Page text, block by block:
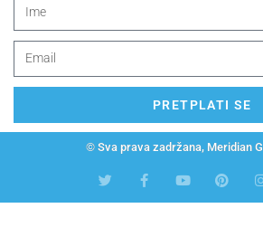
PRETPLATI SE
© Sva prava zadržana, Meridian